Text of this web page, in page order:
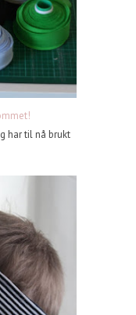
har til nå brukt